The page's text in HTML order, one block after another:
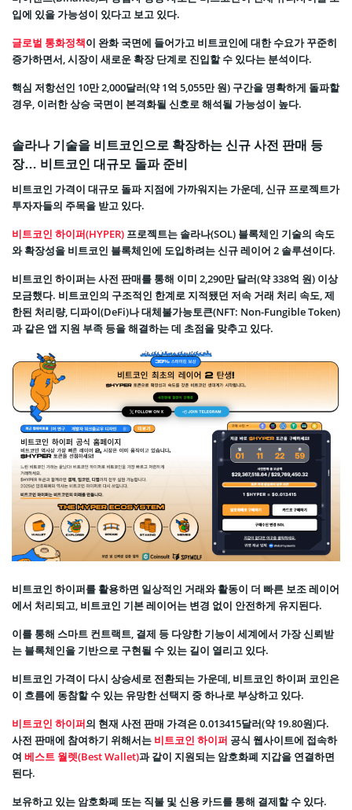
입에 있을 가능성이 있다고 보고 있다.
글로벌 통화정책이 완화 국면에 들어가고 비트코인에 대한 수요가 꾸준히
증가하면서, 시장이 새로운 확장 단계로 진입할 수 있다는 분석이다.
핵심 저항선인 10만 2,000달러(약 1억 5,055만 원) 구간을 명확하게 돌파할
경우, 이러한 상승 국면이 본격화될 신호로 해석될 가능성이 높다.
솔라나 기술을 비트코인으로 확장하는 신규 사전 판매 등
장… 비트코인 대규모 돌파 준비
비트코인 가격이 대규모 돌파 지점에 가까워지는 가운데, 신규 프로젝트가
투자자들의 주목을 받고 있다.
비트코인 하이퍼(HYPER) 프로젝트는 솔라나(SOL) 블록체인 기술의 속도
와 확장성을 비트코인 블록체인에 도입하려는 신규 레이어 2 솔루션이다.
비트코인 하이퍼는 사전 판매를 통해 이미 2,290만 달러(약 338억 원) 이상
모금했다. 비트코인의 구조적인 한계로 지적됐던 저속 거래 처리 속도, 제
한된 처리량, 디파이(DeFi)나 대체불가능토큰(NFT: Non-Fungible Token)
과 같은 앱 지원 부족 등을 해결하는 데 초점을 맞추고 있다.
비트코인 하이퍼를 활용하면 일상적인 거래와 활동이 더 빠른 보조 레이어
에서 처리되고, 비트코인 기본 레이어는 변경 없이 안전하게 유지된다.
이를 통해 스마트 컨트랙트, 결제 등 다양한 기능이 세계에서 가장 신뢰받
는 블록체인을 기반으로 구현될 수 있는 길이 열리고 있다.
비트코인 가격이 다시 상승세로 전환되는 가운데, 비트코인 하이퍼 코인은
이 흐름에 동참할 수 있는 유망한 선택지 중 하나로 부상하고 있다.
비트코인 하이퍼의 현재 사전 판매 가격은 0.013415달러(약 19.80원)다.
사전 판매에 참여하기 위해서는 비트코인 하이퍼 공식 웹사이트에 접속하
여 베스트 월렛(Best Wallet)과 같이 지원되는 암호화폐 지갑을 연결하면
된다.
보유하고 있는 암호화폐 또는 직불 및 신용 카드를 통해 결제할 수 있다.